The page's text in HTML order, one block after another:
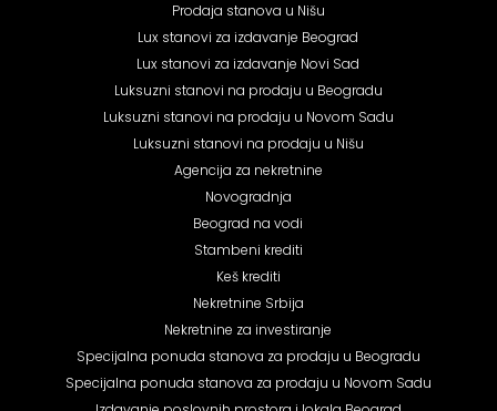
Prodaja stanova u Nišu
Lux stanovi za izdavanje Beograd
Lux stanovi za izdavanje Novi Sad
Luksuzni stanovi na prodaju u Beogradu
Luksuzni stanovi na prodaju u Novom Sadu
Luksuzni stanovi na prodaju u Nišu
Agencija za nekretnine
Novogradnja
Beograd na vodi
Stambeni krediti
Keš krediti
Nekretnine Srbija
Nekretnine za investiranje
Specijalna ponuda stanova za prodaju u Beogradu
Specijalna ponuda stanova za prodaju u Novom Sadu